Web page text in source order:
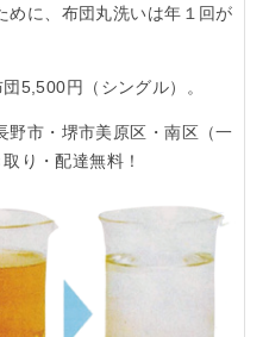
の地域密着型ポータルサ
ポン、イベント、地域情報
を閉じる
めに、布団丸洗いは年１回が
5,500円（シングル）。
野市・堺市美原区・南区（一
り・配達無料！